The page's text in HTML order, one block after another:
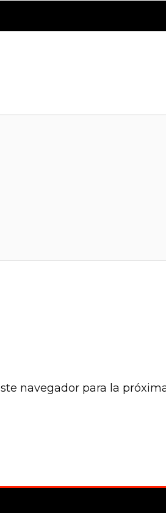
navegador para la